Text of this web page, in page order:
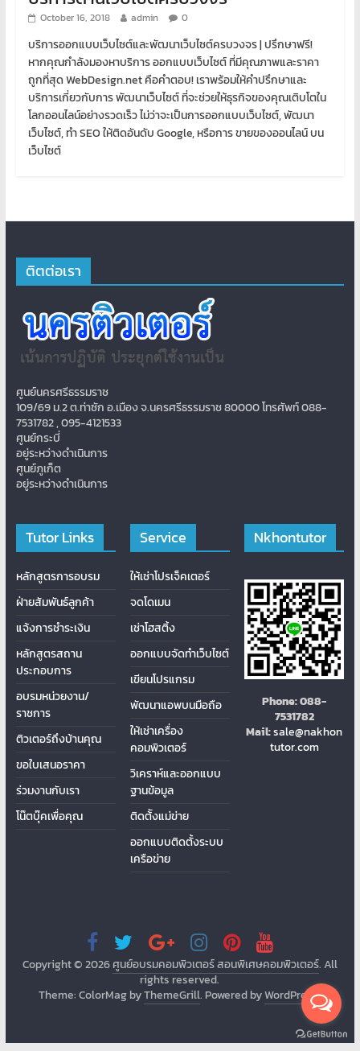
October 16, 2018 admin 0
บริการออกแบบเว็บไซต์และพัฒนาเว็บไซต์ครบวงจร | ปรึกษาฟรี!
หากคุณกำลังมองหาบริการ ออกแบบเว็บไซต์ ที่มีคุณภาพและราคา
ถูกที่สุด WebDesign.net คือคำตอบ! เราพร้อมให้คำปรึกษาและ
บริการเกี่ยวกับการ พัฒนาเว็บไซต์ ที่จะช่วยให้ธุรกิจของคุณเติบโตใน
โลกออนไลน์อย่างรวดเร็ว ไม่ว่าจะเป็นการออกแบบเว็บไซต์, พัฒนา
เว็บไซต์, ทำ SEO ให้ติดอันดับ Google, หรือการ ขายของออนไลน์ บน
เว็บไซต์
ติตต่อเรา
ศูนย์นครศรีธรรมราช
109/69 ม.2 ต.ท่าซัก อ.เมือง จ.นครศรีธรรมราช 80000 โทรศัพท์ 088-
7531782 , 095-4121533
ศูนย์กระบี่
อยู่ระหว่างดำเนินการ
ศูนย์ภูเก็ต
อยู่ระหว่างดำเนินการ
Tutor Links
หลักสูตรการอบรม
ฝ่ายสัมพันธ์ลูกค้า
แจ้งการชำระเงิน
หลักสูตรสถาน
ประกอบการ
อบรมหน่วยงาน/
ราชการ
ติวเตอร์ถึงบ้านคุณ
ขอใบเสนอราคา
ร่วมงานกับเรา
โน๊ตบุ๊คเพื่อคุณ
Service
ให้เช่าโปรเจ็คเตอร์
จดโดเมน
เช่าโฮสติ้ง
ออกแบบจัดทำเว็บไซต์
เขียนโปรแกรม
พัฒนาแอพบนมือถือ
ให้เช่าเครื่อง
คอมพิวเตอร์
วิเคราห์และออกแบบ
ฐานข้อมูล
ติดต้ังแม่ข่าย
ออกแบบติดตั้งระบบ
เครือข่าย
Nkhontutor
Phone:088-
7531782
Mail:sale@nakhon
tutor.com
Copyright © 2026ศูนย์อบรมคอมพิวเตอร์ สอนพิเศษคอมพิวเตอร์. All
rights reserved.
Theme: ColorMag byThemeGrill. Powered byWordPress.